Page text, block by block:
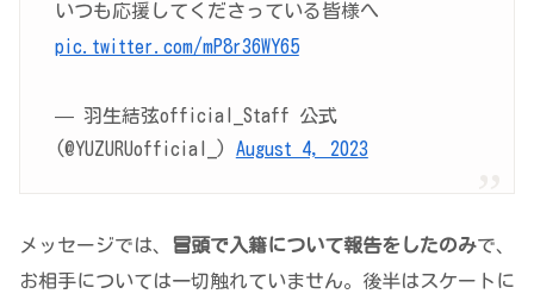
いつも応援してくださっている皆様へ
pic.twitter.com/mP8r36WY65
— 羽生結弦official_Staff 公式
(@YUZURUofficial_) August 4, 2023
メッセージでは、 冒頭で入籍について報告をしたのみで、
お相手については一切触れていません。後半はスケートに